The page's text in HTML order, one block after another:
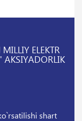
ELEKTR
shart